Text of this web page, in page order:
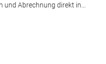
Abrechnung direkt in...